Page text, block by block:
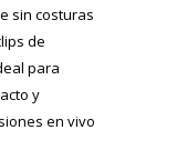
sin costuras
de
para
y
en vivo